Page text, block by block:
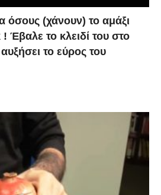
όσους (χάνουν) το αμάξι
Έβαλε το κλειδί του στο
το εύρος του